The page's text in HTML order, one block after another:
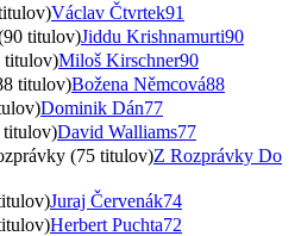
Václav Čtvrtek91
titulov)Jiddu Krishnamurti90
titulov)Miloš Kirschner90
titulov)Božena Němcová88
Dominik Dán77
titulov)David Walliams77
(75 titulov)Z Rozprávky Do
Juraj Červenák74
Herbert Puchta72